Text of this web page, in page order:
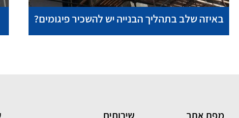
באיזה שלב בתהליך הבנייה יש להשכיר פיגומים?
מפת אתר שירותים